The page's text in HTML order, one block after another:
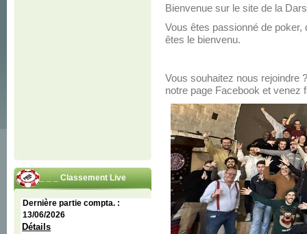
_ _ _ Classement Live
Bienvenue sur le site de la
Vous êtes passionné de
êtes le bienvenu.
Vous souhaitez nous rejoindre
notre page Facebook et venez